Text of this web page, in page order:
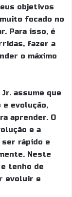
objetivos
focado no
Para isso, é
fazer a
o máximo
Jr. assume que
e evolução,
aprender. O
e a
ser rápido e
Neste
tenho de
evoluir e